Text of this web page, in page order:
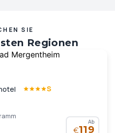
SIE
Regionen
Europas …
Ab
€119
S